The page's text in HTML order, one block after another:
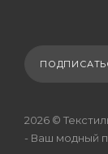
2026 ©
- Ваш модный